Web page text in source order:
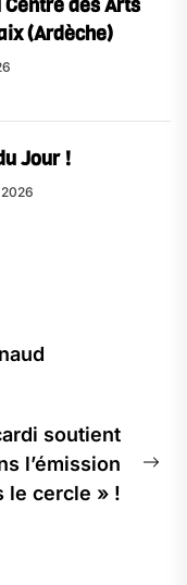
des Arts
(Ardèche)
Jour !
soutient
l’émission
le cercle » !